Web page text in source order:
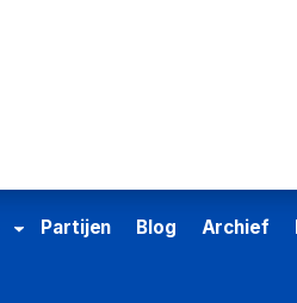
Partijen Blog Archief